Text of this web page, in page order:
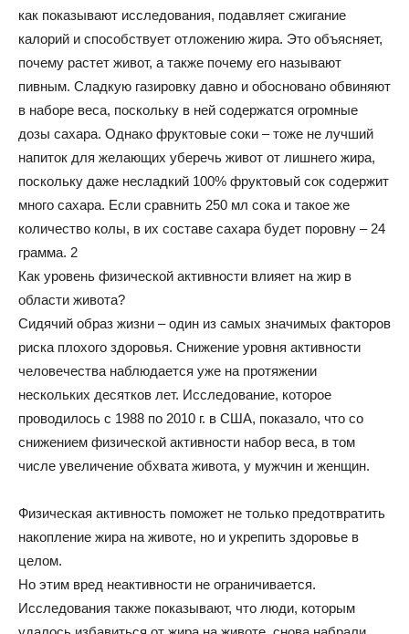
как показывают исследования, подавляет сжигание
калорий и способствует отложению жира. Это объясняет,
почему растет живот, а также почему его называют
пивным. Сладкую газировку давно и обосновано обвиняют
в наборе веса, поскольку в ней содержатся огромные
дозы сахара. Однако фруктовые соки – тоже не лучший
напиток для желающих уберечь живот от лишнего жира,
поскольку даже несладкий 100% фруктовый сок содержит
много сахара. Если сравнить 250 мл сока и такое же
количество колы, в их составе сахара будет поровну – 24
грамма. 2
Как уровень физической активности влияет на жир в
области живота?
Сидячий образ жизни – один из самых значимых факторов
риска плохого здоровья. Снижение уровня активности
человечества наблюдается уже на протяжении
нескольких десятков лет. Исследование, которое
проводилось с 1988 по 2010 г. в США, показало, что со
снижением физической активности набор веса, в том
числе увеличение обхвата живота, у мужчин и женщин.
Физическая активность поможет не только предотвратить
накопление жира на животе, но и укрепить здоровье в
целом.
Но этим вред неактивности не ограничивается.
Исследования также показывают, что люди, которым